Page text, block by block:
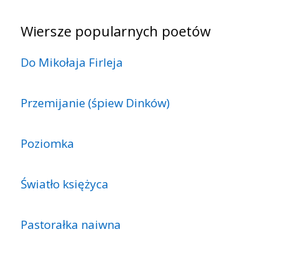
Wiersze popularnych poetów
Do Mikołaja Firleja
Przemijanie (śpiew Dinków)
Poziomka
Światło księżyca
Pastorałka naiwna